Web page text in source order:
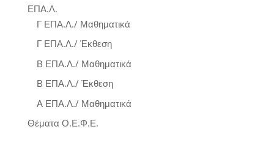
ΕΠΑ.Λ.
Γ ΕΠΑ.Λ./ Μαθηματικά
Γ ΕΠΑ.Λ./ Έκθεση
Β ΕΠΑ.Λ./ Μαθηματικά
Β ΕΠΑ.Λ./ Έκθεση
Α ΕΠΑ.Λ./ Μαθηματικά
Θέματα Ο.Ε.Φ.Ε.